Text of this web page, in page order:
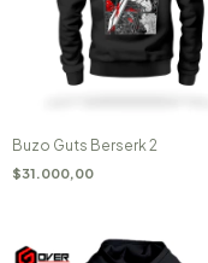
Buzo Guts Berserk 2
$31.000,00